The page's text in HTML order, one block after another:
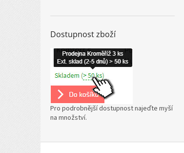
Dostupnost zboží
Pro podrobnější dostupnost najeďte myší
na množství.